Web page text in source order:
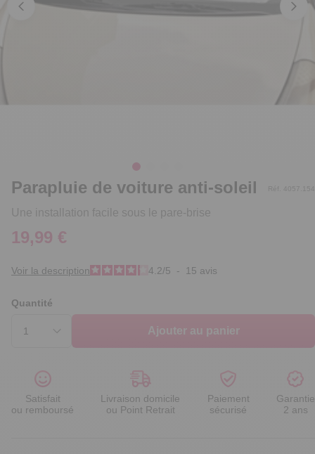
Parapluie de voiture anti-soleil
Une installation facile sous le pare-brise
Réf. 4057.154
19,99 €
Voir la description 4.2/5 - 15 avis
Quantité
Ajouter au panier
Satisfait
ou remboursé
Livraison domicile
ou Point Retrait
Paiement
sécurisé
Garantie
2 ans